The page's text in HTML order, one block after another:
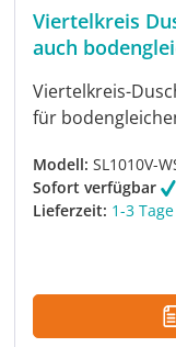
Viertelkreis
auch
Viertelkreis-
für
Modell: SL1010V-
Sofort verfügbar
Lieferzeit: 1-3